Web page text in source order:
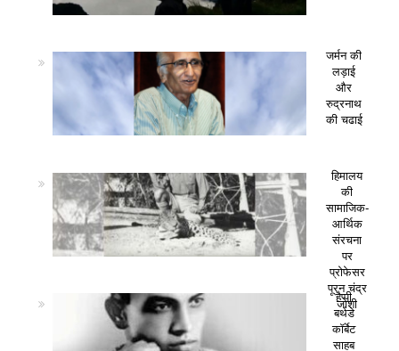
जर्मन की
लड़ाई
और
रुद्रनाथ
की चढाई
हिमालय
की
सामाजिक-
आर्थिक
संरचना
पर
प्रोफेसर
पूरन चंद्र
जोशी
हैप्पी
बर्थडे
कॉर्बेट
साहब